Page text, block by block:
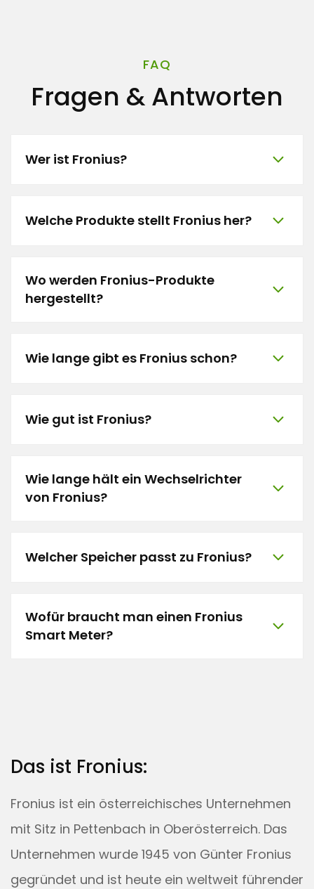
FAQ
Fragen & Antworten
Wer ist Fronius?
Welche Produkte stellt Fronius her?
Wo werden Fronius-Produkte
hergestellt?
Wie lange gibt es Fronius schon?
Wie gut ist Fronius?
Wie lange hält ein Wechselrichter
von Fronius?
Welcher Speicher passt zu Fronius?
Wofür braucht man einen Fronius
Smart Meter?
Das ist Fronius:
Fronius ist ein österreichisches Unternehmen
mit Sitz in Pettenbach in Oberösterreich. Das
Unternehmen wurde 1945 von Günter Fronius
gegründet und ist heute ein weltweit führender